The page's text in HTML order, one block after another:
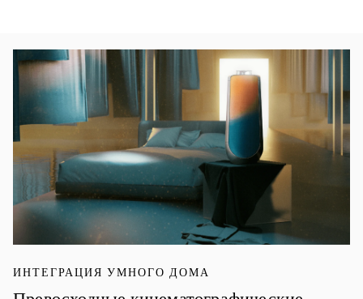
Изображение события
ИНТЕГРАЦИЯ УМНОГО ДОМА